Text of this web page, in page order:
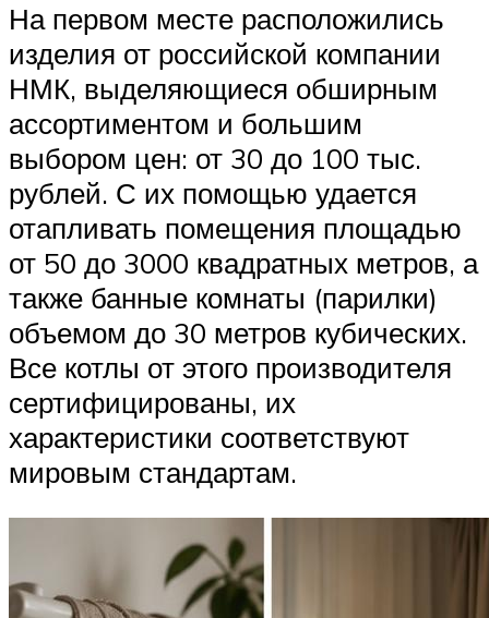
На первом месте расположились
изделия от российской компании
НМК, выделяющиеся обширным
ассортиментом и большим
выбором цен: от 30 до 100 тыс.
рублей. С их помощью удается
отапливать помещения площадью
от 50 до 3000 квадратных метров, а
также банные комнаты (парилки)
объемом до 30 метров кубических.
Все котлы от этого производителя
сертифицированы, их
характеристики соответствуют
мировым стандартам.